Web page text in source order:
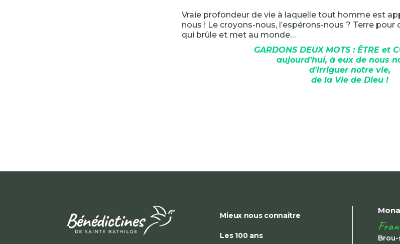
Vraie profondeur de vie à laquelle tout homme est
nous ! Le croyons-nous, l’espérons-nous ? Terre
qui brûle et met au monde…
GARDONS DEUX MOTS : ÊTRE et
aujourd’hui, à eux de nous
d’irriguer notre vie,
de la Vie de Dieu !
Mieux nous connaître
Les 100 ans